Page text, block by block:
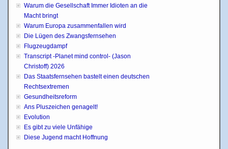
Warum die Gesellschaft Immer Idioten an die
Macht bringt
Warum Europa zusammenfallen wird
Die Lügen des Zwangsfernsehen
Flugzeugdampf
Transcript -Planet mind control- (Jason
Christoff) 2026
Das Staatsfernsehen bastelt einen deutschen
Rechtsextremen
Gesundheitsreform
Ans Pluszeichen genagelt!
Evolution
Es gibt zu viele Unfähige
Diese Jugend macht Hoffnung